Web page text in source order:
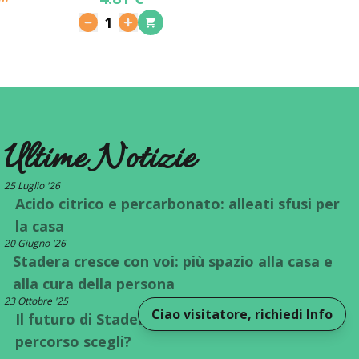
1
Ciao visitatore, richiedi Info
Ultime Notizie
25 Luglio '26
Acido citrico e percarbonato: alleati sfusi per
la casa
20 Giugno '26
Stadera cresce con voi: più spazio alla casa e
alla cura della persona
23 Ottobre '25
Il futuro di Stadera è a un bivio: quale
percorso scegli?